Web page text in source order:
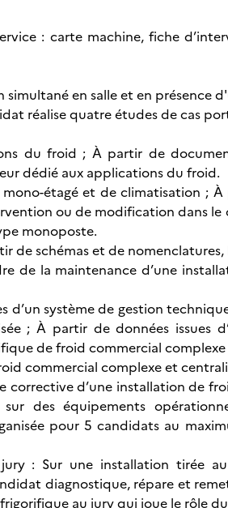
: carte machine, fiche
en salle et en présence
réalise quatre études de cas
du froid ; À partir de
dédié aux applications du froid.
étagé et de climatisation ;
ou de modification dans le
monoposte.
de schémas et de
de la maintenance d’une
système de gestion
; À partir de données issues
de froid commercial
commercial complexe et
corrective d’une installation de
des équipements
pour 5 candidats au
: Sur une installation tirée
diagnostique, répare et
au jury qui joue le rôle